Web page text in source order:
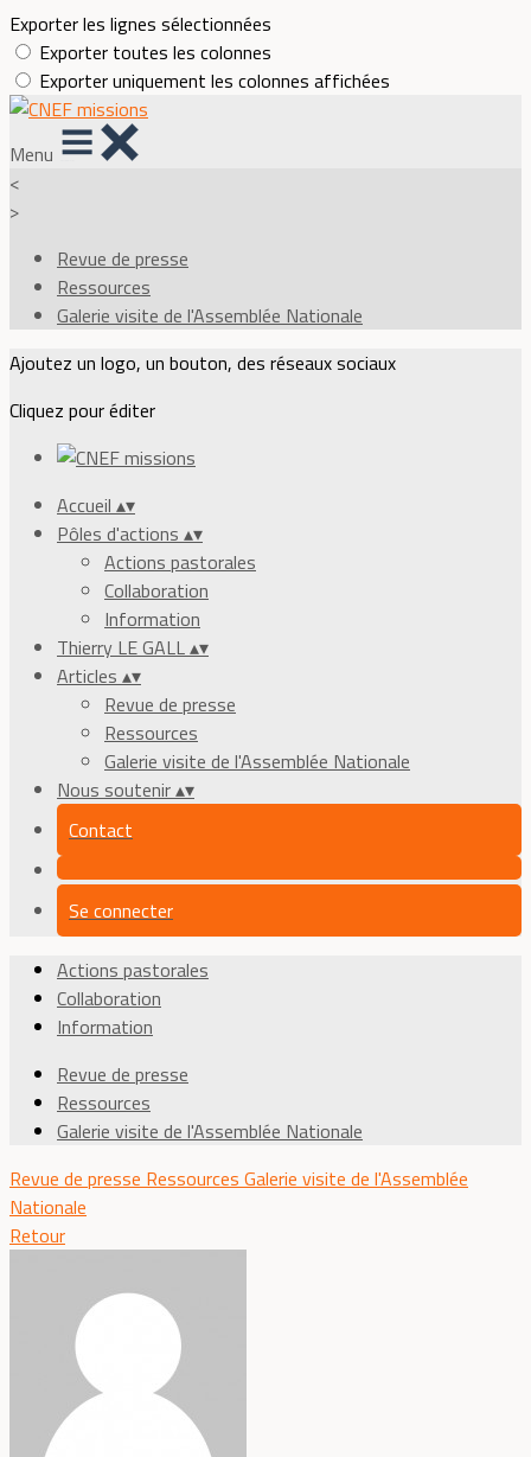
Exporter les lignes sélectionnées
Exporter toutes les colonnes
Exporter uniquement les colonnes affichées
Menu
<
>
Revue de presse
Ressources
Galerie visite de l'Assemblée Nationale
Ajoutez un logo, un bouton, des réseaux sociaux
Cliquez pour éditer
Accueil ▴▾
Pôles d'actions ▴▾
Actions pastorales
Collaboration
Information
Thierry LE GALL▴▾
Articles ▴▾
Revue de presse
Ressources
Galerie visite de l'Assemblée Nationale
Nous soutenir▴▾
Contact
Se connecter
Actions pastorales
Collaboration
Information
Revue de presse
Ressources
Galerie visite de l'Assemblée Nationale
Revue de presse Ressources Galerie visite de l'Assemblée
Nationale
Retour